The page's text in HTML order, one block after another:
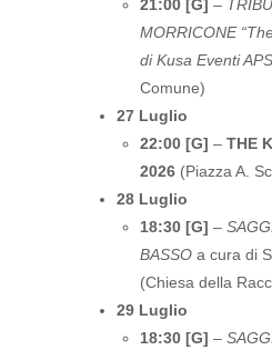
21:00 [G] –
MORRICONE
di Kusa Eventi APS
Comune)
27 Luglio
22:00 [G] – THE
2026 (Piazza A.
28 Luglio
18:30 [G] –
BASSO a cura di
(Chiesa della
29 Luglio
18:30 [G] –